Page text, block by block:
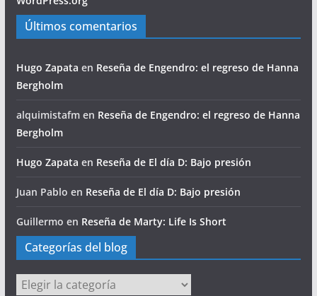
Últimos comentarios
Hugo Zapata en Reseña de Engendro: el regreso de Hanna
Bergholm
alquimistafmen Reseña de Engendro: el regreso de Hanna
Bergholm
Hugo Zapata en Reseña de El día D: Bajo presión
Juan Pablo en Reseña de El día D: Bajo presión
Guillermo en Reseña de Marty: Life Is Short
Categorías del blog
Categorías